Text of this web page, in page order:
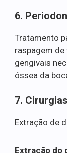
6.
Tratamento
raspagem
gengivais
óssea da
7.
Extração de
Extração do